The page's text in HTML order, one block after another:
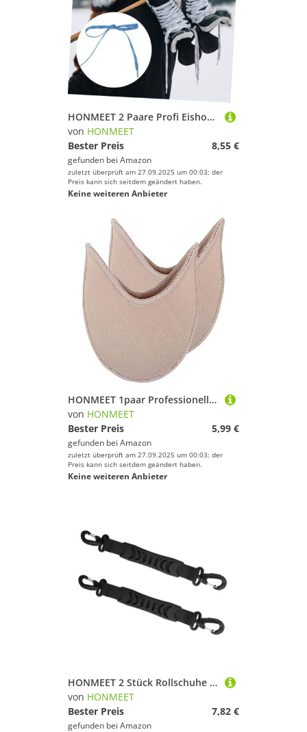
HONMEET 2 Paare Profi Eishockey Schnürsenkel aus Polyester Frostbeständig Robust für Hockey Schlittschuhe und Sportschuhe Zubehör Langlebig und Einfach zu Binden
von HONMEET
Bester Preis
8,55 €
gefunden bei Amazon
zuletzt überprüft am 27.09.2025 um 00:03; der
Preis kann sich seitdem geändert haben.
Keine weiteren Anbieter
HONMEET 1paar Professionelle Zehenschutz-Pads Aus Sebs Für Ballett Atmungsaktive rutschfeste Zehenschoner Wiederverwendbar Für Tanz Und Sportschuhe Schmerzlindernd Hautfreundlich
von HONMEET
Bester Preis
5,99 €
gefunden bei Amazon
zuletzt überprüft am 27.09.2025 um 00:03; der
Preis kann sich seitdem geändert haben.
Keine weiteren Anbieter
HONMEET 2 Stück Rollschuhe Tragegurt Faltbarer Strap für Skates und Skischuhe Leicht Strapazierfähig Kompakt Einfach zu Tragen für Outdoor Sportarten
von HONMEET
Bester Preis
7,82 €
gefunden bei Amazon